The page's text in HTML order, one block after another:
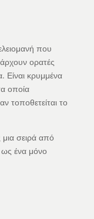
που
ορατές
Είναι κρυμμένα
οποία
τοποθετείται το
σειρά από
ως ένα μόνο